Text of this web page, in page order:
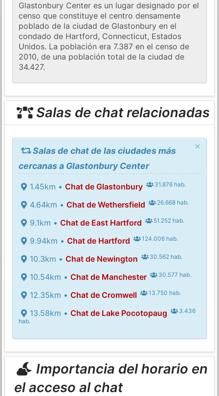
Glastonbury Center es un lugar designado por el
censo que constituye el centro densamente
poblado de la ciudad de Glastonbury en el
condado de Hartford, Connecticut, Estados
Unidos. La población era 7.387 en el censo de
2010, de una población total de la ciudad de
34.427.
Salas de chat relacionadas
×
Salas de chat de las ciudades más
cercanas a Glastonbury Center
1.45km • Chat de Glastonbury 31.876 hab.
4.64km • Chat de Wethersfield 26.668 hab.
9.1km • Chat de East Hartford 51.252 hab.
9.94km • Chat de Hartford 124.006 hab.
10.3km • Chat de Newington 30.562 hab.
10.54km • Chat de Manchester 30.577 hab.
12.35km • Chat de Cromwell 13.750 hab.
13.58km • Chat de Lake Pocotopaug
3.436
hab.
Importancia del horario en
el acceso al chat